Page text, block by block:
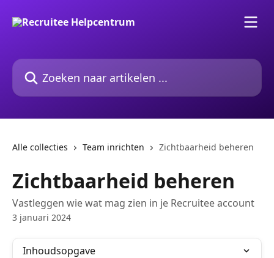
Zoeken naar artikelen ...
Alle collecties Team inrichten Zichtbaarheid beheren
Zichtbaarheid beheren
Vastleggen wie wat mag zien in je Recruitee account
3 januari 2024
Inhoudsopgave